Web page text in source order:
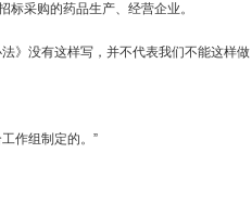
标采购的药品生产、经营企业。
没有这样写，并不代表我们不能这样做
作组制定的。”